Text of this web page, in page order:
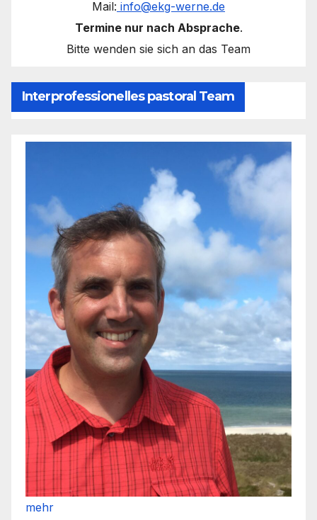
Mail: info@ekg-werne.de
Termine nur nach Absprache.
Bitte wenden sie sich an das Team
Interprofessionelles pastoral Team
mehr